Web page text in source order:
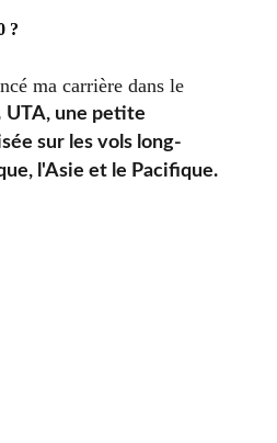
?
ma carrière dans le
UTA, une petite
sur les vols long-
l'Asie et le Pacifique.